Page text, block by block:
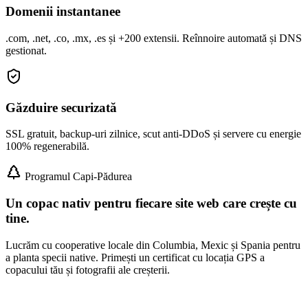
Domenii instantanee
.com, .net, .co, .mx, .es și +200 extensii. Reînnoire automată și DNS
gestionat.
Găzduire securizată
SSL gratuit, backup-uri zilnice, scut anti-DDoS și servere cu energie
100% regenerabilă.
Programul Capi-Pădurea
Un copac nativ pentru fiecare site web care crește cu
tine.
Lucrăm cu cooperative locale din Columbia, Mexic și Spania pentru
a planta specii native. Primești un certificat cu locația GPS a
copacului tău și fotografii ale creșterii.